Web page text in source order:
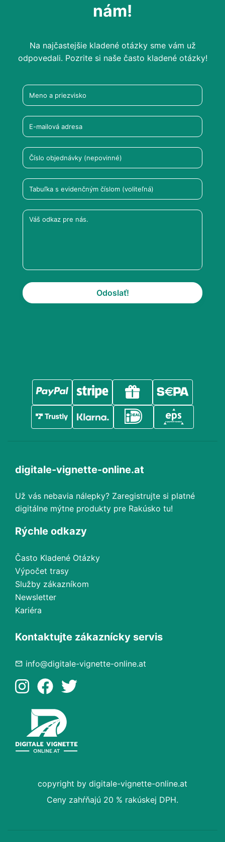
nám!
Na najčastejšie kladené otázky sme vám už
odpovedali. Pozrite si naše často kladené otázky!
Odoslať!
digitale-vignette-online.at
Už vás nebavia nálepky? Zaregistrujte si platné
digitálne mýtne produkty pre Rakúsko tu!
Rýchle odkazy
Často Kladené Otázky
Výpočet trasy
Služby zákazníkom
Newsletter
Kariéra
Kontaktujte zákaznícky servis
info@digitale-vignette-online.at
copyright by digitale-vignette-online.at
Ceny zahŕňajú 20 % rakúskej DPH.